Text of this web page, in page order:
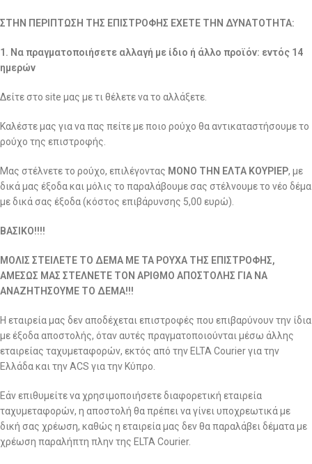
ΣΤΗΝ ΠΕΡΙΠΤΩΣΗ ΤΗΣ ΕΠΙΣΤΡΟΦΗΣ ΕΧΕΤΕ ΤΗΝ ΔΥΝΑΤΟΤΗΤΑ:
1. Να πραγματοποιήσετε αλλαγή με ίδιο ή άλλο προϊόν: εντός 14
ημερών
Δείτε στο site μας με τι θέλετε να το αλλάξετε.
Καλέστε μας για να πας πείτε με ποιο ρούχο θα αντικαταστήσουμε το
ρούχο της επιστροφής.
Μας στέλνετε το ρούχο, επιλέγοντας ΜΟΝΟ ΤΗΝ ΕΛΤΑ ΚΟΥΡΙΕΡ, με
δικά μας έξοδα και μόλις το παραλάβουμε σας στέλνουμε το νέο δέμα
με δικά σας έξοδα (κόστος επιβάρυνσης 5,00 ευρώ).
ΒΑΣΙΚΟ!!!!
ΜΟΛΙΣ ΣΤΕΙΛΕΤΕ ΤΟ ΔΕΜΑ ΜΕ ΤΑ ΡΟΥΧΑ ΤΗΣ ΕΠΙΣΤΡΟΦΗΣ,
ΑΜΕΣΩΣ ΜΑΣ ΣΤΕΛΝΕΤΕ ΤΟΝ ΑΡΙΘΜΟ ΑΠΟΣΤΟΛΗΣ ΓΙΑ ΝΑ
ΑΝΑΖΗΤΗΣΟΥΜΕ ΤΟ ΔΕΜΑ!!!
Η εταιρεία μας δεν αποδέχεται επιστροφές που επιβαρύνουν την ίδια
με έξοδα αποστολής, όταν αυτές πραγματοποιούνται μέσω άλλης
εταιρείας ταχυμεταφορών, εκτός από την ELTA Courier για την
Ελλάδα και την ACS για την Κύπρο.
Εάν επιθυμείτε να χρησιμοποιήσετε διαφορετική εταιρεία
ταχυμεταφορών, η αποστολή θα πρέπει να γίνει υποχρεωτικά με
δική σας χρέωση, καθώς η εταιρεία μας δεν θα παραλάβει δέματα με
χρέωση παραλήπτη πλην της ELTA Courier.